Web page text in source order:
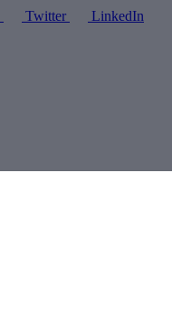
Twitter LinkedIn